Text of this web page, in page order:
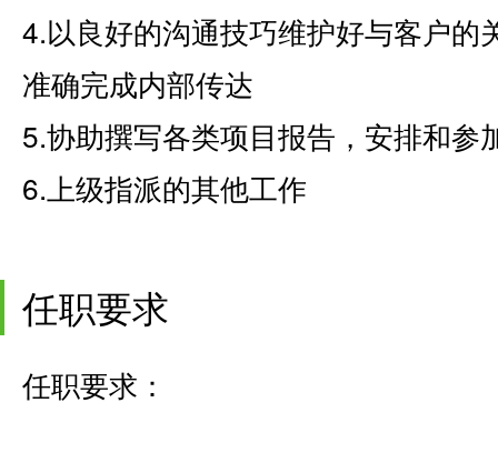
4.以良好的沟通技巧维护好与客户的
准确完成内部传达
5.协助撰写各类项目报告，安排和参
6.上级指派的其他工作
任职要求
任职要求：